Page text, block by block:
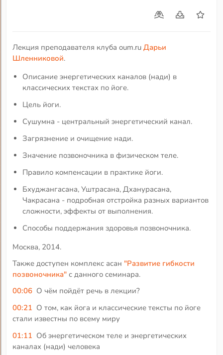
Лекция преподавателя клуба oum.ruДарьи
Шленниковой.
Описание энергетических каналов (нади) в
классических текстах по йоге.
Цель йоги.
Сушумна - центральный энергетический канал.
Загрязнение и очищение нади.
Значение позвоночника в физическом теле.
Правило компенсации в практике йоги.
Бхуджангасана, Уштрасана, Дханурасана,
Чакрасана - подробная отстройка разных вариантов
сложности, эффекты от выполнения.
Способы поддержания здоровья позвоночника.
Москва, 2014.
Также доступен комплекс асан "Развитие гибкости
позвоночника" с данного семинара.
00:06 О чём пойдёт речь в лекции?
00:21 О том, как йога и классические тексты по йоге
стали известны по всему миру
01:11 Об энергетическом теле и энергетических
каналах (нади) человека